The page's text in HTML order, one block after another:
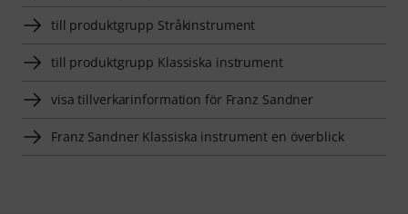
till produktgrupp Stråkinstrument
till produktgrupp Klassiska instrument
visa tillverkarinformation för Franz Sandner
Franz Sandner Klassiska instrument en överblick